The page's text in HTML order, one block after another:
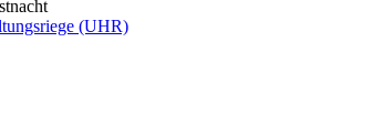
(UHR)